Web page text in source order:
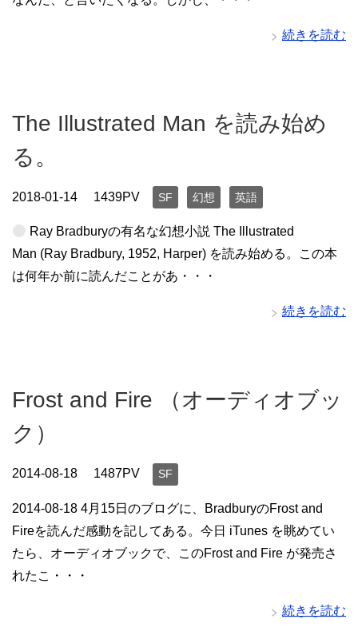
続きを読む
The Illustrated Man を読み始め
る。
2018-01-14 1439PV SF 幻想 英語
Ray Bradburyの有名な幻想小説 The Illustrated
Man (Ray Bradbury, 1952, Harper) を読み始める。この本
は何年か前に読んだことがあ・・・
続きを読む
Frost and Fire （オーディオブッ
ク）
2014-08-18 1487PV SF
2014-08-18 4月15日のブログに、BradburyのFrost and
Fireを読んだ感動を記してある。今日 iTunes を眺めてい
たら、オーディオブックで、このFrost and Fire が発売さ
れたこ・・・
続きを読む